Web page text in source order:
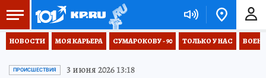
НОВОСТИ МОЯ КАРЬЕРА СУМАРОКОВУ - 90 ТОЛЬКО У НАС
ПРОИСШЕСТВИЯ 3 июня 2026 13:18